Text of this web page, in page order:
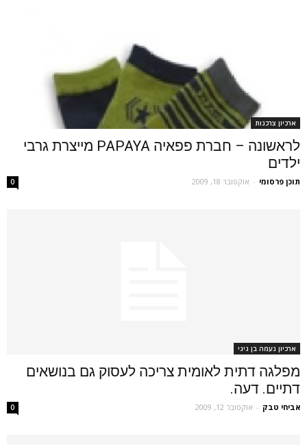
ארכיון צרכנות
לראשונה – חברת פפאיה PAPAYA מייצרת גרבי
ילדים
תוכן פרסומי - אוקטובר 18, 2009 0
ארכיון נעמה בן גיגי
מפלגה דתית לאומית צריכה לעסוק גם בנושאים
דתיים. דעה.
אביחי טבק - אוקטובר 12, 2009 0